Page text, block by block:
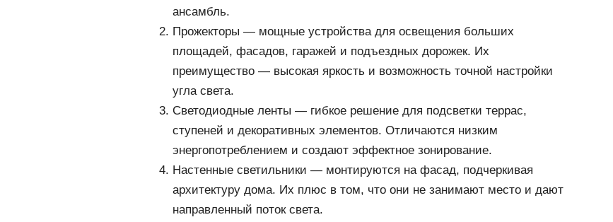
ансамбль.
Прожекторы — мощные устройства для освещения больших
площадей, фасадов, гаражей и подъездных дорожек. Их
преимущество — высокая яркость и возможность точной настройки
угла света.
Светодиодные ленты — гибкое решение для подсветки террас,
ступеней и декоративных элементов. Отличаются низким
энергопотреблением и создают эффектное зонирование.
Настенные светильники — монтируются на фасад, подчеркивая
архитектуру дома. Их плюс в том, что они не занимают место и дают
направленный поток света.